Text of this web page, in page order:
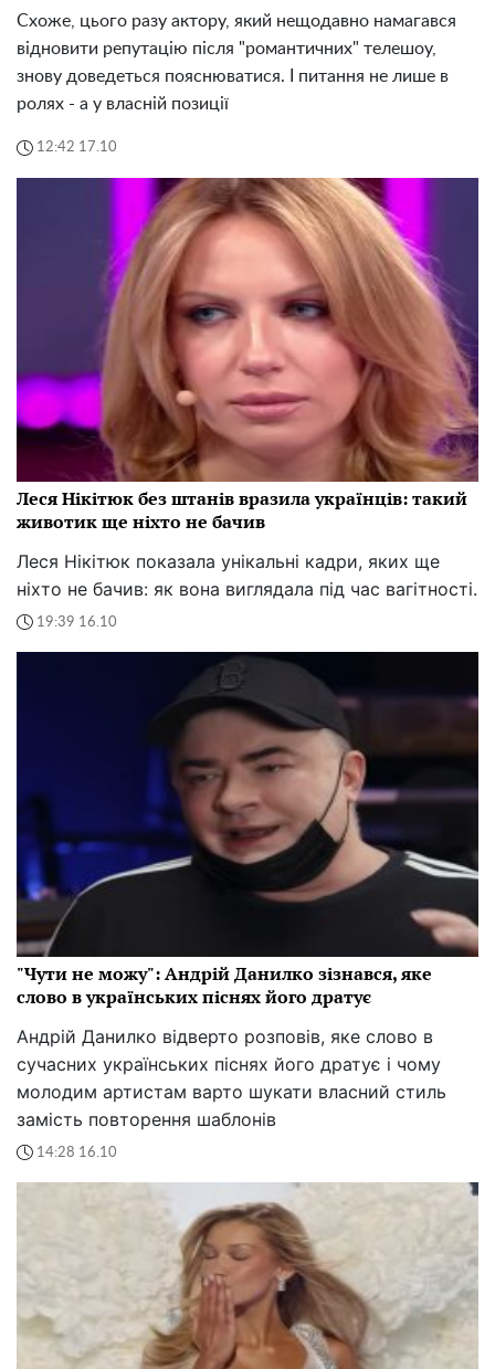
Схоже, цього разу актору, який нещодавно намагався
відновити репутацію після "романтичних" телешоу,
знову доведеться пояснюватися. І питання не лише в
ролях - а у власній позиції
12:42 17.10
Леся Нікітюк без штанів вразила українців: такий
животик ще ніхто не бачив
Леся Нікітюк показала унікальні кадри, яких ще
ніхто не бачив: як вона виглядала під час вагітності.
19:39 16.10
"Чути не можу": Андрій Данилко зізнався, яке
слово в українських піснях його дратує
Андрій Данилко відверто розповів, яке слово в
сучасних українських піснях його дратує і чому
молодим артистам варто шукати власний стиль
замість повторення шаблонів
14:28 16.10